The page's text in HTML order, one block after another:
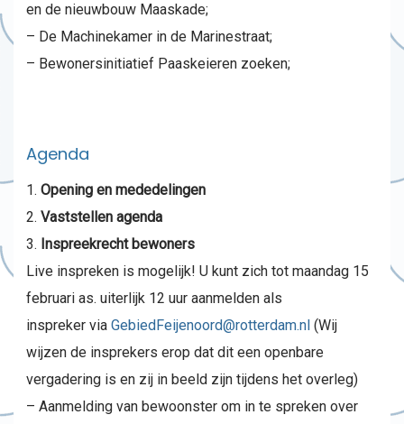
en de nieuwbouw Maaskade;
– De Machinekamer in de Marinestraat;
– Bewonersinitiatief Paaskeieren zoeken;
Agenda
Opening en mededelingen
Vaststellen agenda
Inspreekrecht bewoners
Live inspreken is mogelijk! U kunt zich tot maandag 15
februari as. uiterlijk 12 uur aanmelden als
inspreker via GebiedFeijenoord@rotterdam.nl (Wij
wijzen de insprekers erop dat dit een openbare
vergadering is en zij in beeld zijn tijdens het overleg)
– Aanmelding van bewoonster om in te spreken over